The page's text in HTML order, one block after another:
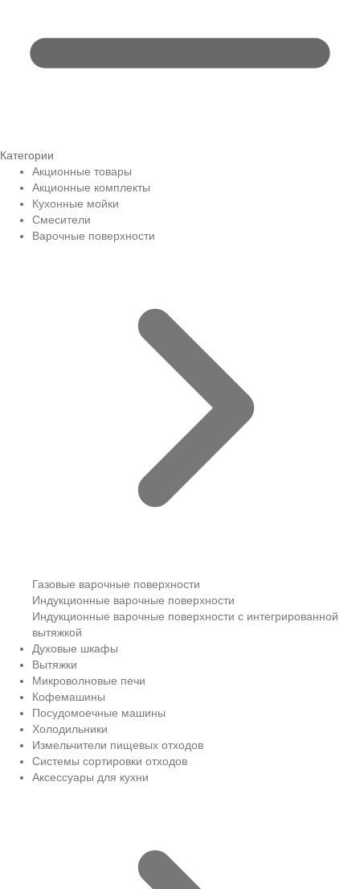
Категории
Акционные товары
Акционные комплекты
Кухонные мойки
Смесители
Варочные поверхности
Газовые варочные поверхности
Индукционные варочные поверхности
Индукционные варочные поверхности с интегрированной
вытяжкой
Духовые шкафы
Вытяжки
Микроволновые печи
Кофемашины
Посудомоечные машины
Холодильники
Измельчители пищевых отходов
Системы сортировки отходов
Аксессуары для кухни